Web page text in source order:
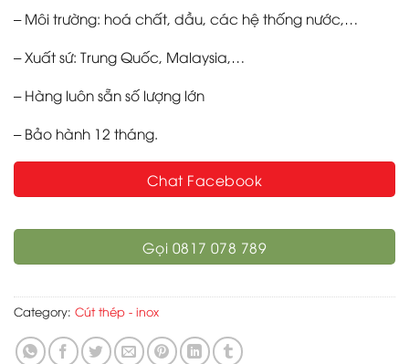
– Môi trường: hoá chất, dầu, các hệ thống nước,…
– Xuất sứ: Trung Quốc, Malaysia,…
– Hàng luôn sẵn số lượng lớn
– Bảo hành 12 tháng.
Chat Facebook
Gọi 0817 078 789
Category: Cút thép - inox